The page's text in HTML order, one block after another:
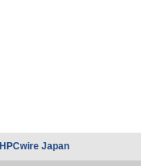
HPCwire Japan